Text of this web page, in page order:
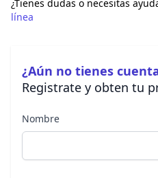
¿Tienes dudas o necesitas
línea
¿Aún no tienes
Registrate y obten tu
Nombre